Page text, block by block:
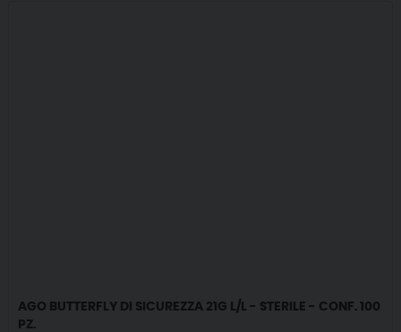
AGO BUTTERFLY DI SICUREZZA 21G L/L - STERILE - CONF. 100
PZ.